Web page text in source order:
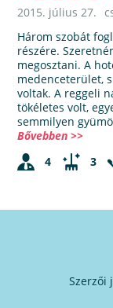
2015. július 27.
Három szobát
részére.
megosztani. A
medenceterület,
voltak. A reggeli
tökéletes volt,
semmilyen
Bővebben >>
4
3
Szerzői